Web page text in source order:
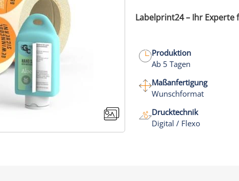
Labelprint24 – Ihr Experte
Produktion
Ab 5 Tagen
Maßanfertigung
Wunschformat
Drucktechnik
Digital / Flexo